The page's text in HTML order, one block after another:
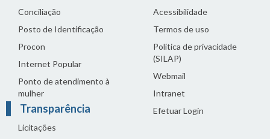
Conciliação
Posto de Identificação
Procon
Internet Popular
Ponto de atendimento à
mulher
Transparência
Licitações
Acessibilidade
Termos de uso
Política de privacidade
(SILAP)
Webmail
Intranet
Efetuar Login